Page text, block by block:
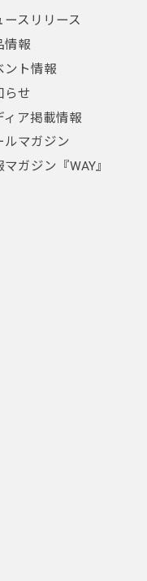
ースリリース
情報
ント情報
らせ
ィア掲載情報
ルマガジン
マガジン『WAY』